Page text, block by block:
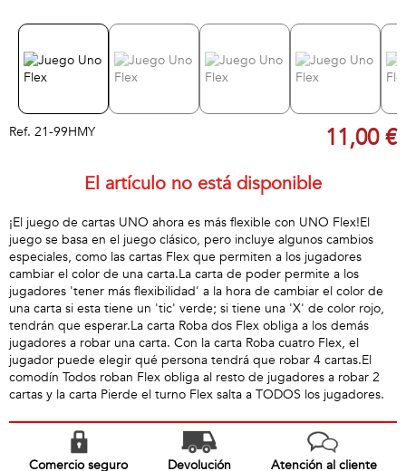
Ref. 21-99HMY 11,00 €
El artículo no está disponible
¡El juego de cartas UNO ahora es más flexible con UNO Flex!El
juego se basa en el juego clásico, pero incluye algunos cambios
especiales, como las cartas Flex que permiten a los jugadores
cambiar el color de una carta.La carta de poder permite a los
jugadores 'tener más flexibilidad' a la hora de cambiar el color de
una carta si esta tiene un 'tic' verde; si tiene una 'X' de color rojo,
tendrán que esperar.La carta Roba dos Flex obliga a los demás
jugadores a robar una carta. Con la carta Roba cuatro Flex, el
jugador puede elegir qué persona tendrá que robar 4 cartas.El
comodín Todos roban Flex obliga al resto de jugadores a robar 2
cartas y la carta Pierde el turno Flex salta a TODOS los jugadores.
Comercio seguro
Devolución
Atención al cliente